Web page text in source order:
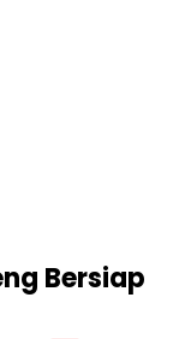
Bersiap